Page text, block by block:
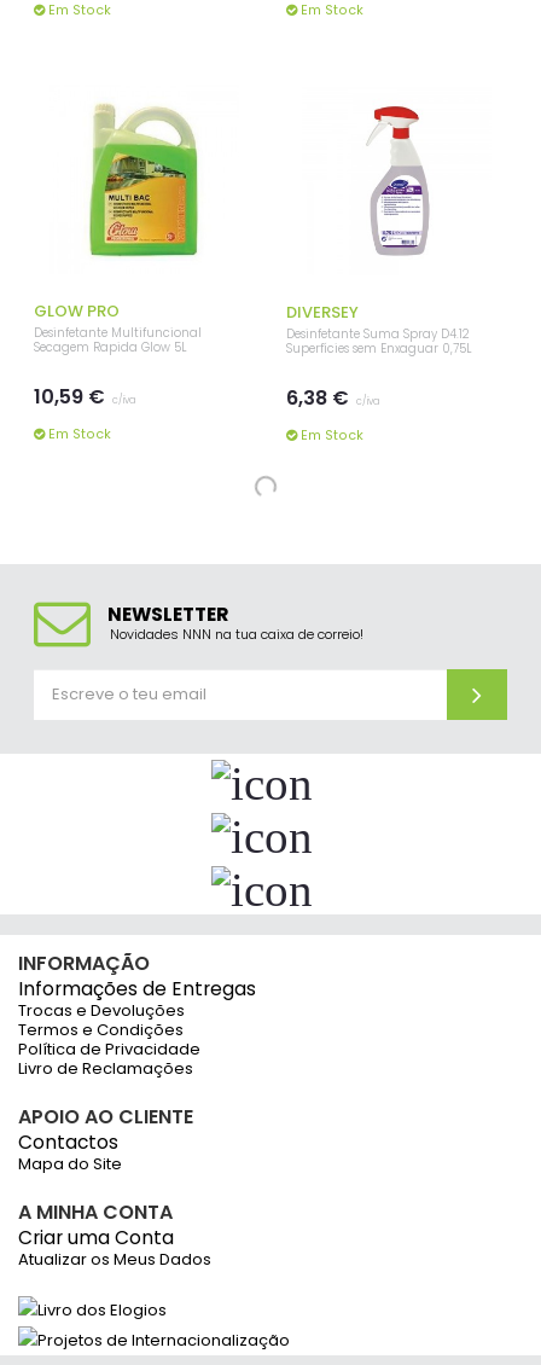
Em Stock Em Stock
GLOW PRO
Desinfetante Multifuncional
Secagem Rapida Glow 5L
10,59 € c/iva
Em Stock
DIVERSEY
Desinfetante Suma Spray D4.12
Superfícies sem Enxaguar 0,75L
6,38 € c/iva
Em Stock
Superfícies sem Enxaguar 5L
54,77 €c/iva
475 Serviços 500ml
DOMESTOS
Desinfetante/Ambientador Pastilhas
para urinol DOMESTOS 3KG
39,90 €c/iva
Em Stock
CLEANSPOT
CLEANSPOT
Detergente Cleanspot Higienizante
Detergente Cleanspot Lava Tudo